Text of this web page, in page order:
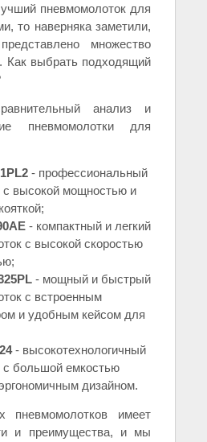
пневмомолоток для
то наверняка заметили,
множество
Как выбрать подходящий
анализ и
пневмомолотки для
- профессиональный
с высокой мощностью и
- компактный и легкий
с высокой скоростью
- мощный и быстрый
с встроенным
и удобным кейсом для
- высокотехнологичный
с большой емкостью
дизайном.
пневмомолотков имеет
и преимущества, и мы